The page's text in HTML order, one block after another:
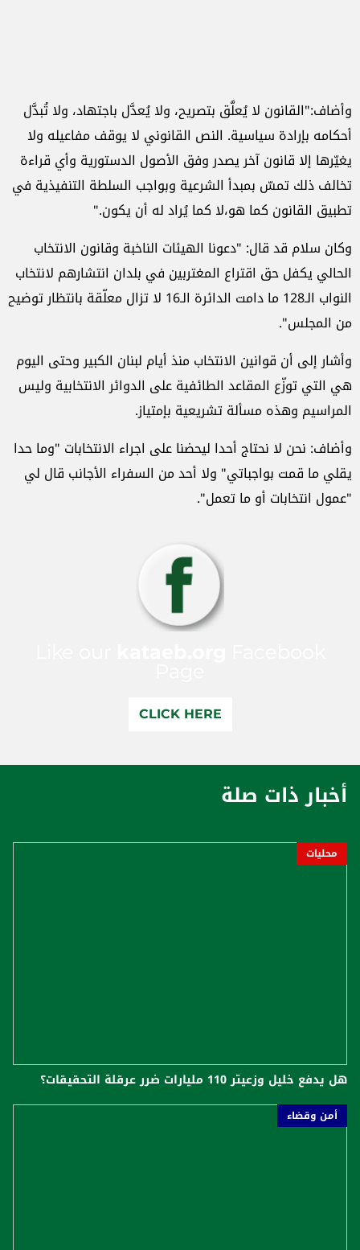
وأضاف:"القانون لا يُعلَّق بتصريح، ولا يُعدَّل باجتهاد، ولا تُبدَّل
أحكامه بإرادة سياسية. النص القانوني لا يوقف مفاعيله ولا
يغيّرها إلا قانون آخر يصدر وفق الأصول الدستورية وأي قراءة
تخالف ذلك تمسّ بمبدأ الشرعية وبواجب السلطة التنفيذية في
تطبيق القانون كما هو،لا كما يُراد له أن يكون."
وكان سلام قد قال: "دعونا الهيئات الناخبة وقانون الانتخاب
الحالي يكفل حق اقتراع المغتربين في بلدان انتشارهم لانتخاب
النواب الـ128 ما دامت الدائرة الـ16 لا تزال معلّقة بانتظار توضيح
من المجلس".
وأشار إلى أن قوانين الانتخاب منذ أيام لبنان الكبير وحتى اليوم
هي التي توزّع المقاعد الطائفية على الدوائر الانتخابية وليس
المراسيم وهذه مسألة تشريعية بإمتياز.
وأضاف: نحن لا نحتاج أحدا ليحضنا على اجراء الانتخابات "وما حدا
يقلي ما قمت بواجباتي" ولا أحد من السفراء الأجانب قال لي
"عمول انتخابات أو ما تعمل".
CLICK HERE
أخبار ذات صلة
محليات
هل يدفع خليل وزعيتر 110 مليارات ضرر عرقلة التحقيقات؟
أمن وقضاء